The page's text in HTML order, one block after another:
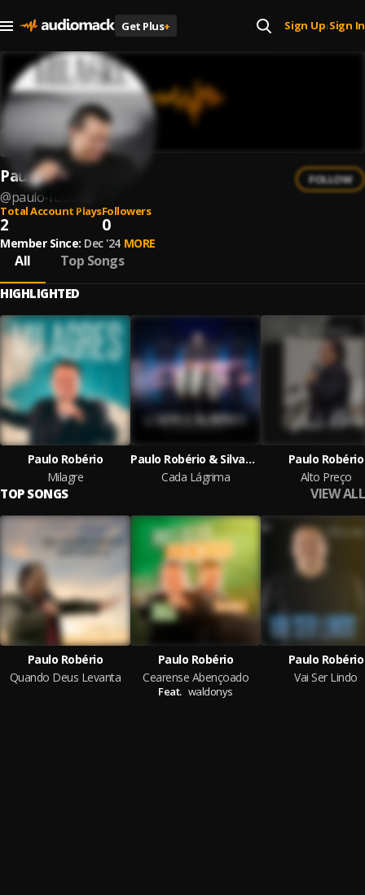
Get Plus+ Sign Up| Sign In
Paulo Robério
@paulo-roberio
FOLLOW
Total Account Plays
2
Followers
0
Member Since: Dec '24 MORE
All Top Songs
HIGHLIGHTED
Paulo Robério
Milagre
Paulo Robério & Silvan Santos
Cada Lágrima
Paulo Robério
Alto Preço
TOP SONGS VIEW ALL
Paulo Robério
Quando Deus Levanta
Paulo Robério
Cearense Abençoado
Feat. waldonys
Paulo Robério
Vai Ser Lindo